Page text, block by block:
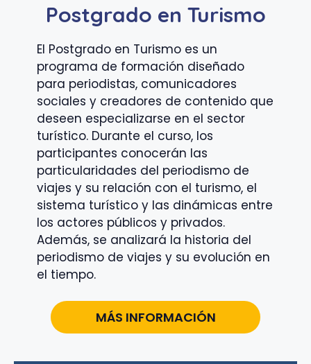
Postgrado en Turismo
El Postgrado en Turismo es un
programa de formación diseñado
para periodistas, comunicadores
sociales y creadores de contenido que
deseen especializarse en el sector
turístico. Durante el curso, los
participantes conocerán las
particularidades del periodismo de
viajes y su relación con el turismo, el
sistema turístico y las dinámicas entre
los actores públicos y privados.
Además, se analizará la historia del
periodismo de viajes y su evolución en
el tiempo.
MÁS INFORMACIÓN